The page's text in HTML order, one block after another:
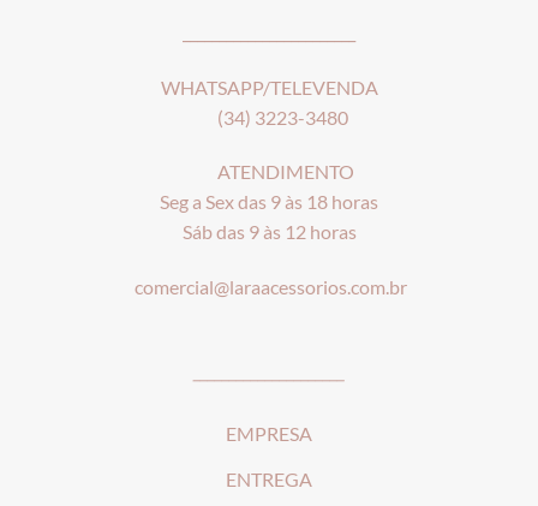
WHATSAPP/TELEVENDA
(34) 3223-3480
ATENDIMENTO
Seg a Sex das 9 às 18 horas
Sáb das 9 às 12 horas
comercial@laraacessorios.com.br
EMPRESA
ENTREGA